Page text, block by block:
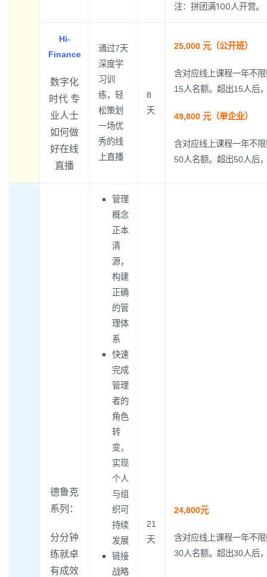
注：拼团满100人开营。
Hi-
Finance
数字化
时代 专
业人士
如何做
好在线
直播
通过7天
深度学
习训
练，轻
松策划
一场优
秀的线
上直播
8
天
25,000 元（公开班）
含对应线上课程一年不
15人名额。超出15人后
49,800 元（单企业）
含对应线上课程一年不
50人名额。超出50人后
德鲁克
系列：
分分钟
练就卓
有成效
管理
概念
正本
清
源，
构建
正确
的管
理体
系
快速
完成
管理
者的
角色
转
变，
实现
个人
与组
织可
持续
发展
链接
战略
21
天
24,800元
含对应线上课程一年不
30人名额。超出30人后